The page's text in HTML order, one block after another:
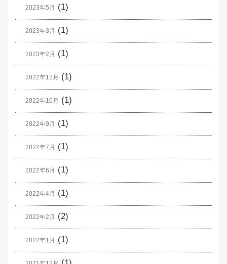
2023年5月 (1)
2023年3月 (1)
2023年2月 (1)
2022年12月 (1)
2022年10月 (1)
2022年9月 (1)
2022年7月 (1)
2022年6月 (1)
2022年4月 (1)
2022年2月 (2)
2022年1月 (1)